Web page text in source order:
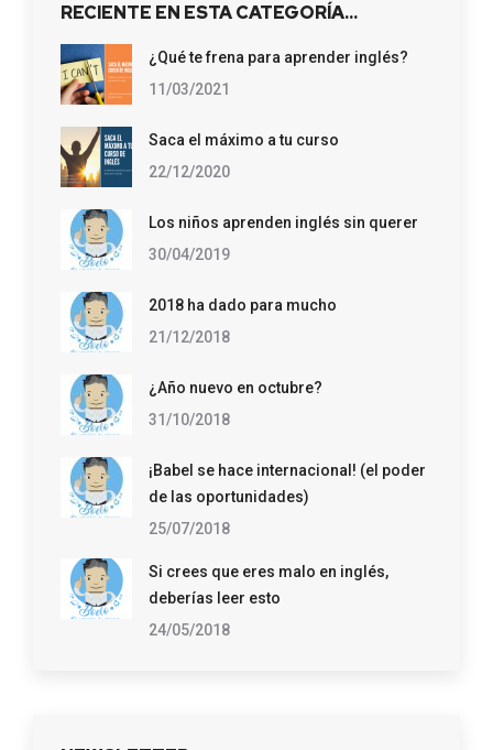
RECIENTE EN ESTA CATEGORÍA…
¿Qué te frena para aprender inglés?
11/03/2021
Saca el máximo a tu curso
22/12/2020
Los niños aprenden inglés sin querer
30/04/2019
2018 ha dado para mucho
21/12/2018
¿Año nuevo en octubre?
31/10/2018
¡Babel se hace internacional! (el poder
de las oportunidades)
25/07/2018
Si crees que eres malo en inglés,
deberías leer esto
24/05/2018